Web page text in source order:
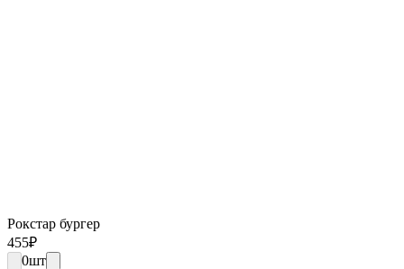
Рокстар бургер
455₽
0шт